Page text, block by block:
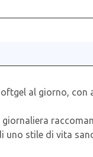
al giorno, con
giornaliera
uno stile di vita